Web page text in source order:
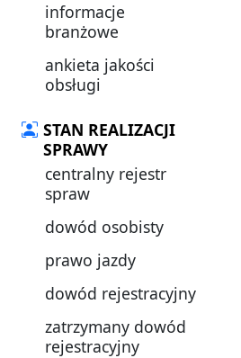
informacje
branżowe
ankieta jakości
obsługi
STAN REALIZACJI
SPRAWY
centralny rejestr
spraw
dowód osobisty
prawo jazdy
dowód rejestracyjny
zatrzymany dowód
rejestracyjny